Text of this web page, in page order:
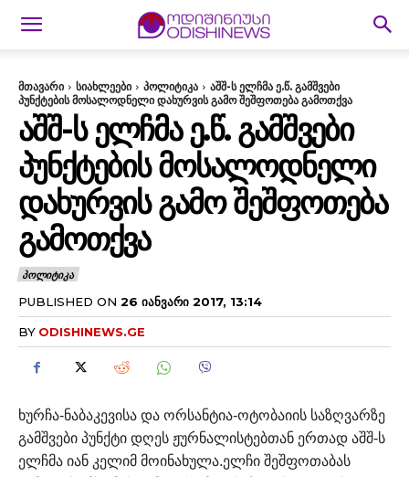
მთავარი სიახლეები პოლიტიკა
აშშ-ს ელჩმა ე.წ. გამშვები
პუნქტების მოსალოდნელი დახურვის გამო შეშფოთება გამოთქვა
ᲐᲨᲨ-Ს ᲔᲚᲩᲛᲐ Ე.Წ. ᲒᲐᲛᲨᲕᲔᲑᲘ
ᲞᲣᲜᲥᲢᲔᲑᲘᲡ ᲛᲝᲡᲐᲚᲝᲓᲜᲔᲚᲘ
ᲓᲐᲮᲣᲠᲕᲘᲡ ᲒᲐᲛᲝ ᲨᲔᲨᲤᲝᲗᲔᲑᲐ
ᲒᲐᲛᲝᲗᲥᲕᲐ
ᲞᲝᲚᲘᲢᲘᲙᲐ
PUBLISHED ON 26 ᲘᲐᲜᲕᲐᲠᲘ 2017, 13:14
BY ODISHINEWS.GE
ხურჩა-ნაბაკევისა და ორსანტია-ოტობაიის საზღვარზე
გამშვები პუნქტი დღეს ჟურნალისტებთან ერთად აშშ-ს
ელჩმა იან კელიმ მოინახულა.ელჩი შეშფოთაბას